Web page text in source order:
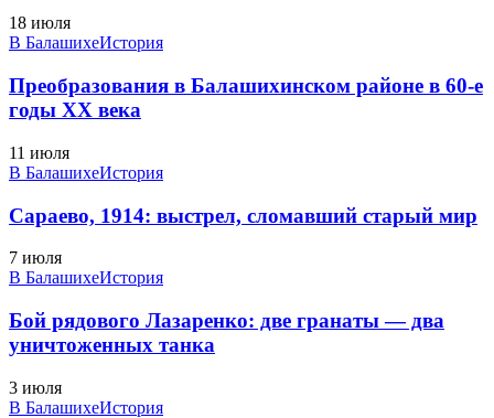
18 июля
В БалашихеИстория
Преобразования в Балашихинском районе в 60-е
годы XX века
11 июля
В БалашихеИстория
Сараево, 1914: выстрел, сломавший старый мир
7 июля
В БалашихеИстория
Бой рядового Лазаренко: две гранаты — два
уничтоженных танка
3 июля
В БалашихеИстория